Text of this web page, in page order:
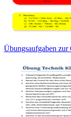
Übungsaufgaben zur